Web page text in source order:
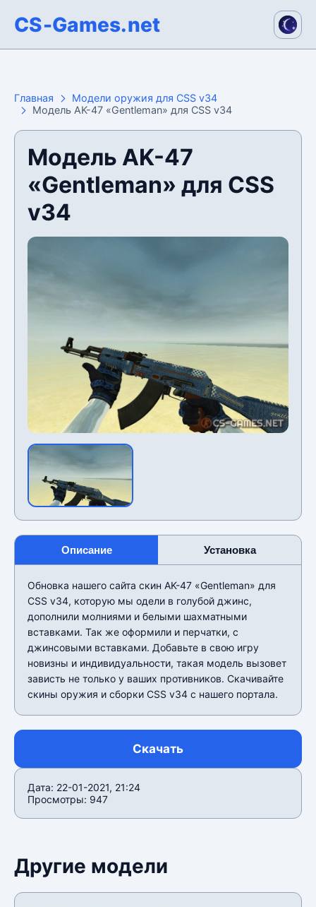
CS-Games.net
Главная
Модели оружия для CSS v34
Модель AK-47 «Gentleman» для CSS v34
Модель AK-47
«Gentleman» для CSS
v34
Описание Установка
Обновка нашего сайта скин AK-47 «Gentleman» для
CSS v34, которую мы одели в голубой джинс,
дополнили молниями и белыми шахматными
вставками. Так же оформили и перчатки, с
джинсовыми вставками. Добавьте в свою игру
новизны и индивидуальности, такая модель вызовет
зависть не только у ваших противников. Скачивайте
скины оружия и сборки CSS v34 с нашего портала.
Скачать
Дата: 22-01-2021, 21:24
Просмотры: 947
Другие модели